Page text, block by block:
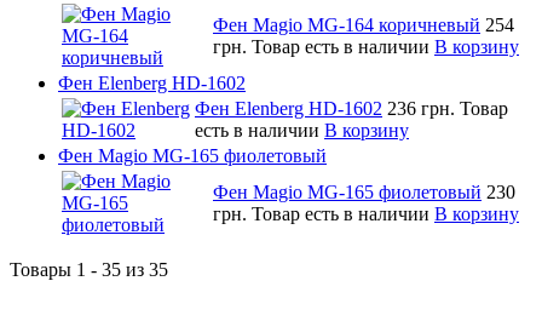
Фен Magio MG-164 коричневый 254
грн. Товар есть в наличии В корзину
Фен Elenberg HD-1602
Фен Elenberg HD-1602 236 грн. Товар
есть в наличии В корзину
Фен Magio MG-165 фиолетовый
Фен Magio MG-165 фиолетовый 230
грн. Товар есть в наличии В корзину
Товары 1 - 35 из 35